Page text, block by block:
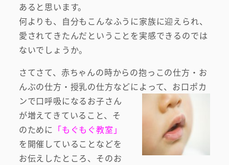
あると思います。
何よりも、自分もこんなふうに家族に迎えられ、
愛されてきたんだということを実感できるのでは
ないでしょうか。
さてさて、赤ちゃんの時からの抱っこの仕方・お
んぶの仕方・授乳の仕方などによって、お口ポカ
ンで口呼吸になるお子さん
が増えてきていること、そ
のために 「もぐもぐ教室」
を開催していることなどを
お伝えしたところ、そのお